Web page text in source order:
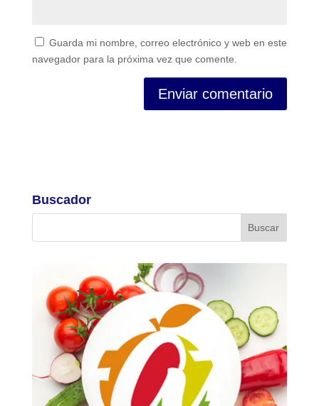
Guarda mi nombre, correo electrónico y web en este
navegador para la próxima vez que comente.
Buscador